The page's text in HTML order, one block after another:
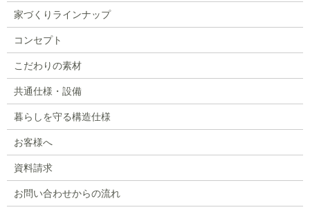
家づくりラインナップ
コンセプト
こだわりの素材
共通仕様・設備
暮らしを守る構造仕様
お客様へ
資料請求
お問い合わせからの流れ